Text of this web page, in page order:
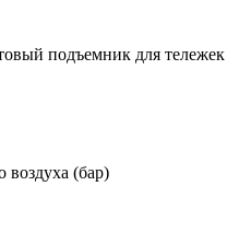
подъемник для тележек
воздуха (бар)